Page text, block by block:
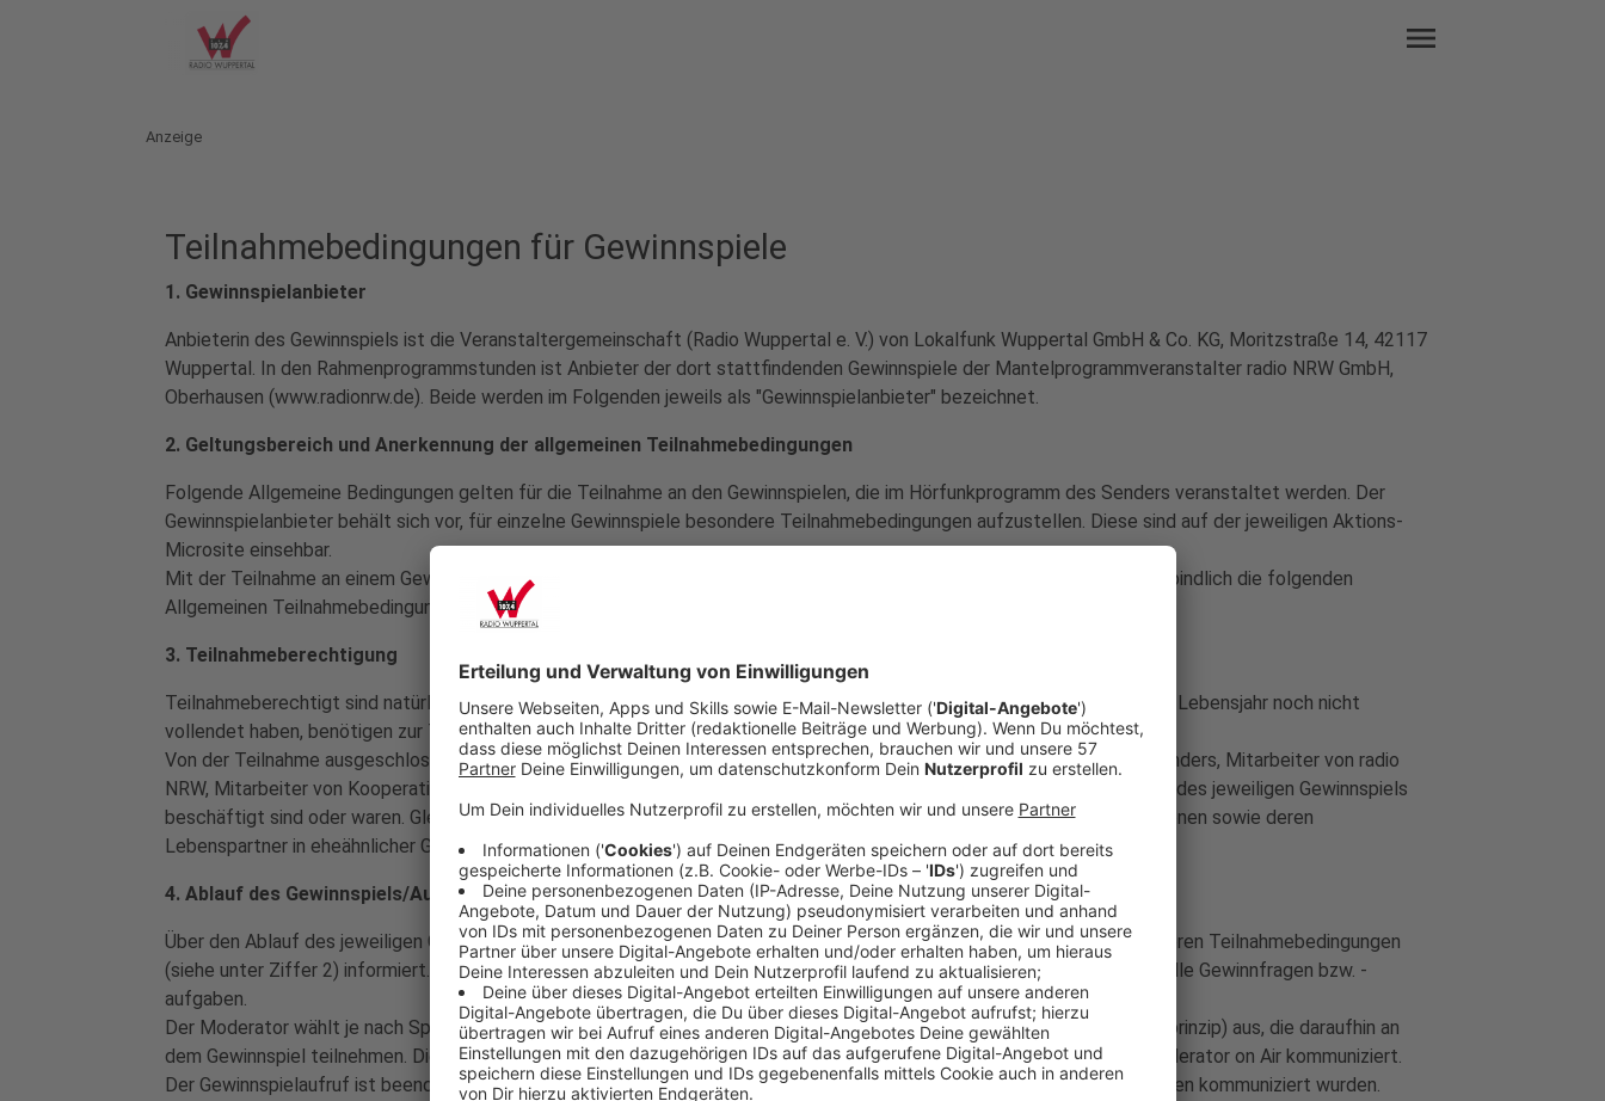
menu
Anzeige
Teilnahmebedingungen für Gewinnspiele
1. Gewinnspielanbieter
Anbieterin des Gewinnspiels ist die Veranstaltergemeinschaft (Radio Wuppertal e. V.) von Lokalfunk Wuppertal GmbH & Co. KG, Moritzstraße 14, 42117
Wuppertal. In den Rahmenprogrammstunden ist Anbieter der dort stattfindenden Gewinnspiele der Mantelprogrammveranstalter radio NRW GmbH,
Oberhausen (www.radionrw.de). Beide werden im Folgenden jeweils als "Gewinnspielanbieter" bezeichnet.
2. Geltungsbereich und Anerkennung der allgemeinen Teilnahmebedingungen
Folgende Allgemeine Bedingungen gelten für die Teilnahme an den Gewinnspielen, die im Hörfunkprogramm des Senders veranstaltet werden. Der
Gewinnspielanbieter behält sich vor, für einzelne Gewinnspiele besondere Teilnahmebedingungen aufzustellen. Diese sind auf der jeweiligen Aktions-
Microsite einsehbar.
Mit der Teilnahme an einem Gewinnspiel im Hörfunkprogramm des Senders erkennt der Teilnehmer1ausdrücklich und verbindlich die folgenden
Allgemeinen Teilnahmebedingungen an:
3. Teilnahmeberechtigung
Teilnahmeberechtigt sind natürliche Personen, die mindestens das 16. Lebensjahr vollendet haben. Personen, die das 18. Lebensjahr noch nicht
vollendet haben, benötigen zur Teilnahme die Zustimmung ihres gesetzlichen Vertreters.
Von der Teilnahme ausgeschlossen sind Mitarbeiter der Veranstaltergemeinschaft und der Betriebsgesellschaft des Senders, Mitarbeiter von radio
NRW, Mitarbeiter von Kooperationspartnern des jeweiligen Gewinnspiels und alle Personen, welche mit der Durchführung des jeweiligen Gewinnspiels
beschäftigt sind oder waren. Gleiches gilt für Angehörige (§15 Abgabenordnung) ersten und zweiten Grades dieser Personen sowie deren
Lebenspartner in eheähnlicher Gemeinschaft.
4. Ablauf des Gewinnspiels/Auswahlmechanik/Gewinn
Über den Ablauf des jeweiligen Gewinnspiels wird der Teilnehmer im Hörfunkprogramm des Senders, ggf. auch in besonderen Teilnahmebedingungen
(siehe unter Ziffer 2) informiert. Dies betrifft u.a. Beginn und Ende des Spiels, Teilnahme- und Auswahlverfahren, eventuelle Gewinnfragen bzw. -
aufgaben.
Der Moderator wählt je nach Spieldramaturgie einen oder mehrere Bewerber (abhängig von der Spielvariante, z.B. Zufallsprinzip) aus, die daraufhin an
dem Gewinnspiel teilnehmen. Die Anforderungen bzw. der Spielmechanismus werden im Vorfeld durch den jeweiligen Moderator on Air kommuniziert.
Der Gewinnspielaufruf ist beendet, sobald ein Mitspieler On-Air zu hören ist, oder im Vorfeld anders lautende Informationen kommuniziert wurden.